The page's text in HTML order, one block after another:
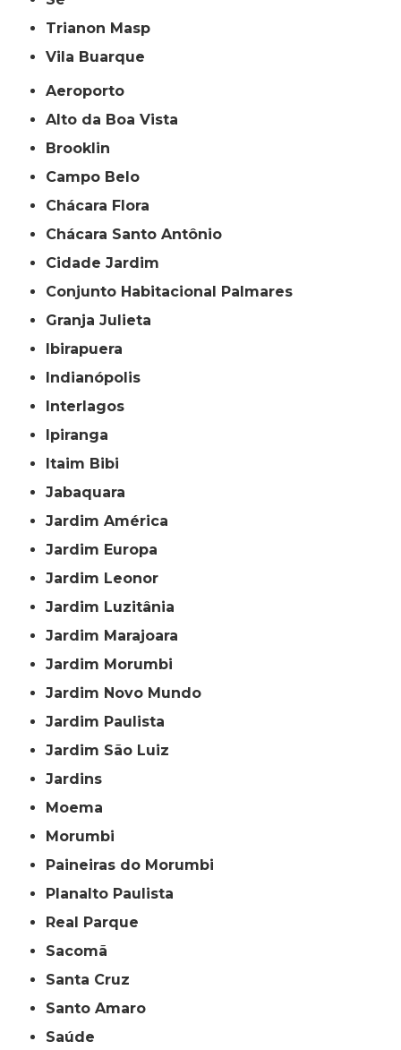
Trianon Masp
Vila Buarque
Aeroporto
Alto da Boa Vista
Brooklin
Campo Belo
Chácara Flora
Chácara Santo Antônio
Cidade Jardim
Conjunto Habitacional Palmares
Granja Julieta
Ibirapuera
Indianópolis
Interlagos
Ipiranga
Itaim Bibi
Jabaquara
Jardim América
Jardim Europa
Jardim Leonor
Jardim Luzitânia
Jardim Marajoara
Jardim Morumbi
Jardim Novo Mundo
Jardim Paulista
Jardim São Luiz
Jardins
Moema
Morumbi
Paineiras do Morumbi
Planalto Paulista
Real Parque
Sacomã
Santa Cruz
Santo Amaro
Saúde